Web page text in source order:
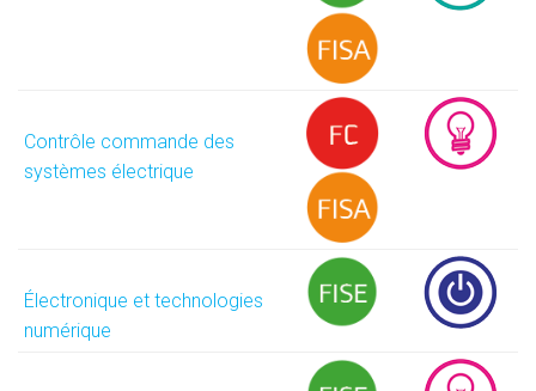
Contrôle commande des
systèmes électrique
Électronique et technologies
numérique